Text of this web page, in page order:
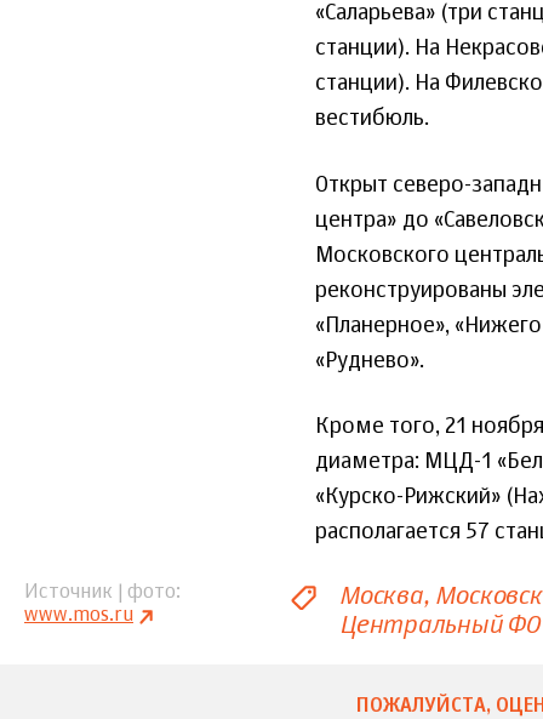
«Саларьева» (три
станции). На
станции). На
вестибюль.
Открыт северо-
центра» до
Московского
реконструированы
«Планерное»,
«Руднево».
Кроме того, 21
диаметра: МЦД-1
«Курско-Рижский»
располагается 57
Источник | фото
www.mos.ru
Москва
Центральный ФО
ПОЖАЛУЙСТА,